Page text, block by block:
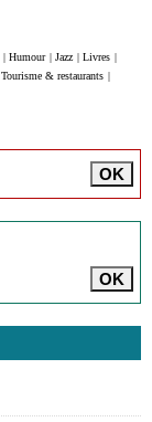
| Humour | Jazz | Livres |
Tourisme & restaurants |